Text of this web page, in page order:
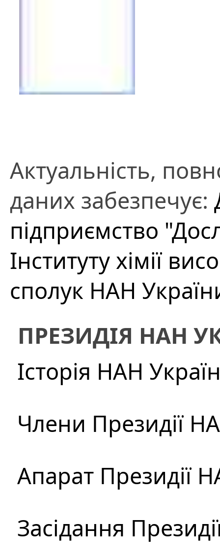
Актуальність,
даних забезпечує:
підприємство
Інституту хімії
сполук НАН
ПРЕЗИДІЯ НАН
Історія НАН
Члени Президії
Апарат Президії
Засідання